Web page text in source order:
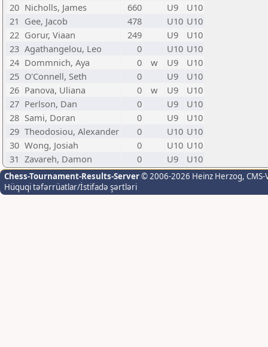
20 Nicholls, James 660 U9
U10
21 Gee, Jacob 478 U10 U10
22 Gorur, Viaan 249 U9
U10
23 Agathangelou, Leo 0 U10 U10
24 Dommnich, Aya 0 w U9
U10
25 O'Connell, Seth 0 U9
U10
26 Panova, Uliana 0 w U9
U10
27 Perlson, Dan 0 U9
U10
28 Sami, Doran 0 U9
U10
29 Theodosiou, Alexander 0 U10 U10
30 Wong, Josiah 0 U10 U10
31 Zavareh, Damon 0 U9 U10
Chess-Tournament-Results-Server© 2006-2026 Heinz Herzog,
Hüquqi təfərrüatlar/İstifadə şərtləri